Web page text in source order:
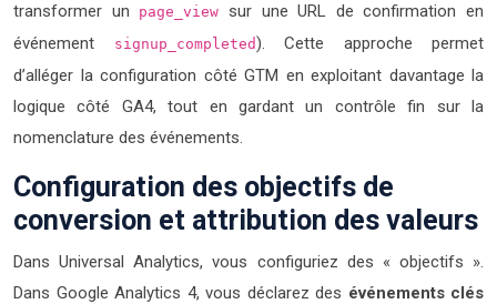
transformer un
page_view
sur une URL de confirmation en
événement
signup_completed). Cette approche permet
d’alléger la configuration côté GTM en exploitant davantage la
logique côté GA4, tout en gardant un contrôle fin sur la
nomenclature des événements.
Configuration des objectifs de
conversion et attribution des valeurs
Dans Universal Analytics, vous configuriez des « objectifs ».
Dans Google Analytics 4, vous déclarez des événements clés